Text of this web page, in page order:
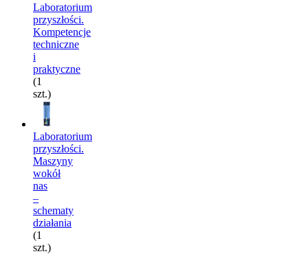
Laboratorium
przyszłości.
Kompetencje
techniczne
i
praktyczne
(1
szt.)
Laboratorium
przyszłości.
Maszyny
wokół
nas
–
schematy
działania
(1
szt.)